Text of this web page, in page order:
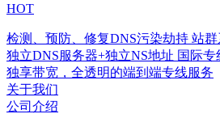
HOT
检测、预防、修复DNS污染劫持 站
独立DNS服务器+独立NS地址 国际专
独享带宽，全透明的端到端专线服务
关于我们
公司介绍